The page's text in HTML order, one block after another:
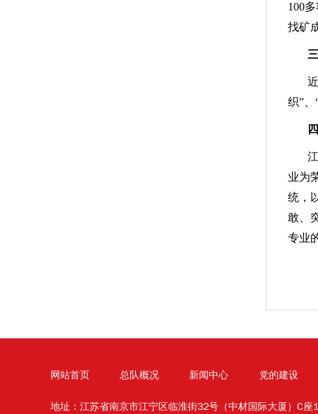
100
找矿
织”、
业为
统，
敢、
专业
网站首页 总队概况 新闻中心 党的建设
地址：江苏省南京市江宁区临淮街32号（中材国际大厦）C座